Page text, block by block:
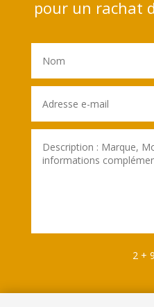
pour un rachat
2 + 9